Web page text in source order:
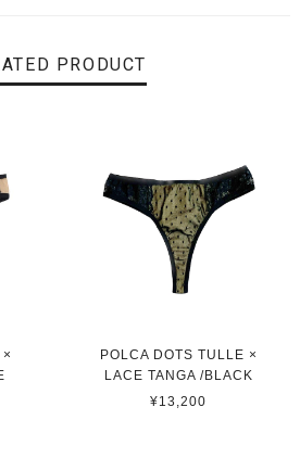
PRODUCT
POLCA DOTS TULLE ×
LACE TANGA /BLACK
¥13,200